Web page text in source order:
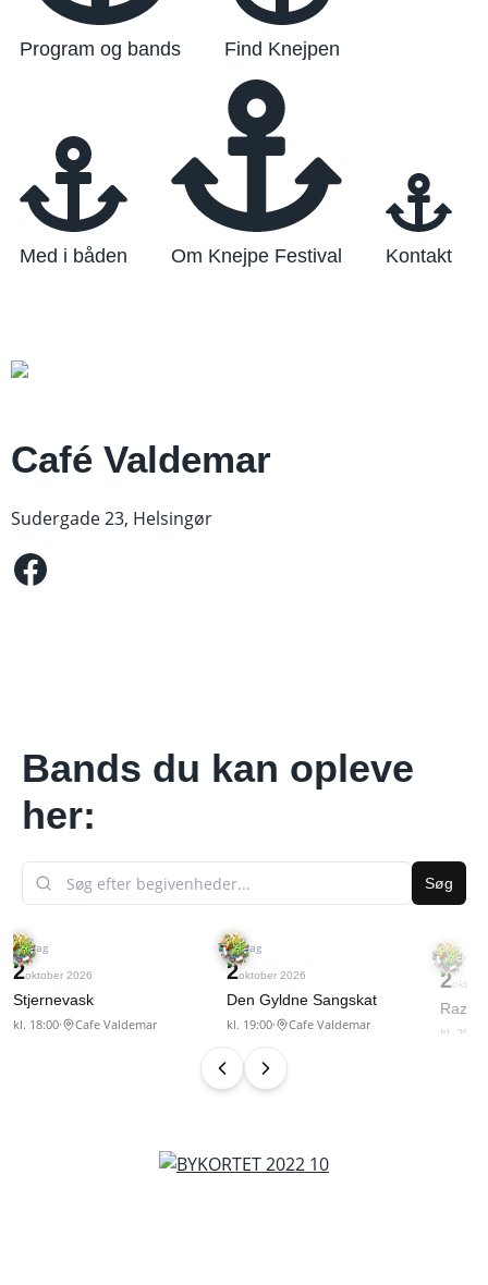
Program og bands Find Knejpen
Med i båden Om Knejpe Festival Kontakt
Café Valdemar
Sudergade 23, Helsingør
Facebook
Bands du kan opleve
her: